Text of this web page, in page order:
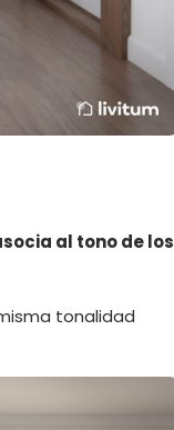
al tono de los
tonalidad